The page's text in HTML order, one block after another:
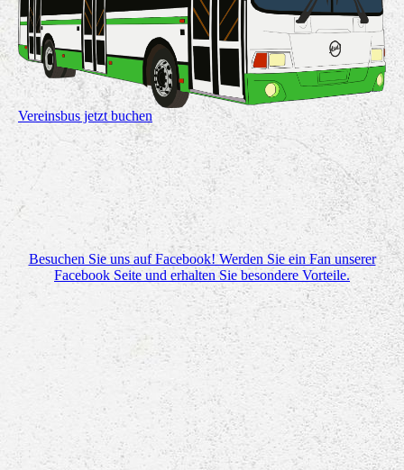
Vereinsbus jetzt buchen
Besuchen Sie uns auf Facebook! Werden Sie ein Fan unserer
Facebook Seite und erhalten Sie besondere Vorteile.